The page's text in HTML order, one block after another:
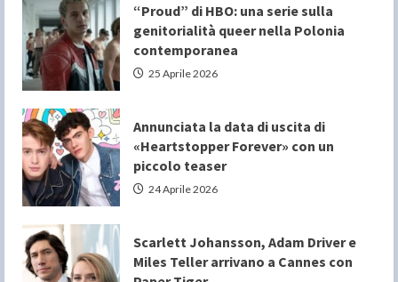
“Proud” di HBO: una serie sulla
genitorialità queer nella Polonia
contemporanea
25 Aprile 2026
Annunciata la data di uscita di
«Heartstopper Forever» con un
piccolo teaser
24 Aprile 2026
Scarlett Johansson, Adam Driver e
Miles Teller arrivano a Cannes con